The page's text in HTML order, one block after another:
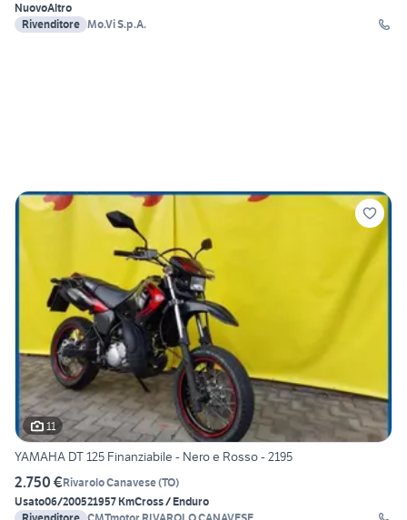
NuovoAltro
Rivenditore Mo.Vi S.p.A.
11
YAMAHA DT 125 Finanziabile - Nero e Rosso - 2195
2.750 €Rivarolo Canavese(TO)
Usato06/200521957 KmCross / Enduro